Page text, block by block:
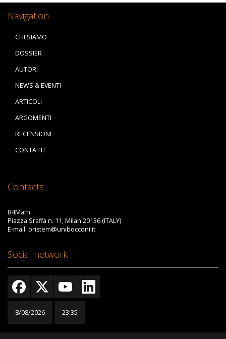
Navigation
CHI SIAMO
DOSSIER
AUTORI
NEWS & EVENTI
ARTICOLI
ARGOMENTI
RECENSIONI
CONTATTI
Contacts
B4Math
Piazza Sraffa n. 11, Milan 20136 (ITALY)
E-mail: pristem@unibocconi.it
Social network
8/08/2026 23:35